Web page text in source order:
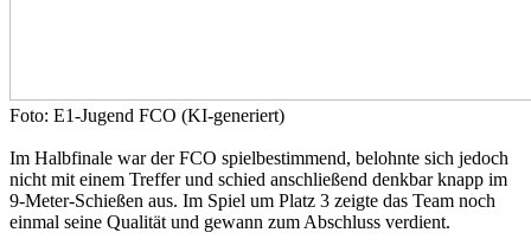
Foto: E1-Jugend FCO (KI-generiert)
Im Halbfinale war der FCO spielbestimmend, belohnte sich jedoch
nicht mit einem Treffer und schied anschließend denkbar knapp im
9-Meter-Schießen aus. Im Spiel um Platz 3 zeigte das Team noch
einmal seine Qualität und gewann zum Abschluss verdient.